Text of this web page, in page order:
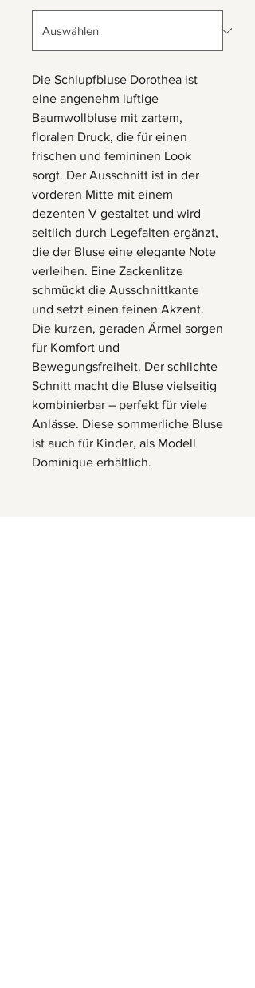
Die Schlupfbluse Dorothea ist
eine angenehm luftige
Baumwollbluse mit zartem,
floralen Druck, die für einen
frischen und femininen Look
sorgt. Der Ausschnitt ist in der
vorderen Mitte mit einem
dezenten V gestaltet und wird
seitlich durch Legefalten ergänzt,
die der Bluse eine elegante Note
verleihen. Eine Zackenlitze
schmückt die Ausschnittkante
und setzt einen feinen Akzent.
Die kurzen, geraden Ärmel sorgen
für Komfort und
Bewegungsfreiheit. Der schlichte
Schnitt macht die Bluse vielseitig
kombinierbar – perfekt für viele
Anlässe. Diese sommerliche Bluse
ist auch für Kinder, als Modell
Dominique erhältlich.